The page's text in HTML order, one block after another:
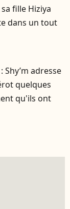
fille Hiziya
dans un tout
Shy’m adresse
quelques
qu'ils ont